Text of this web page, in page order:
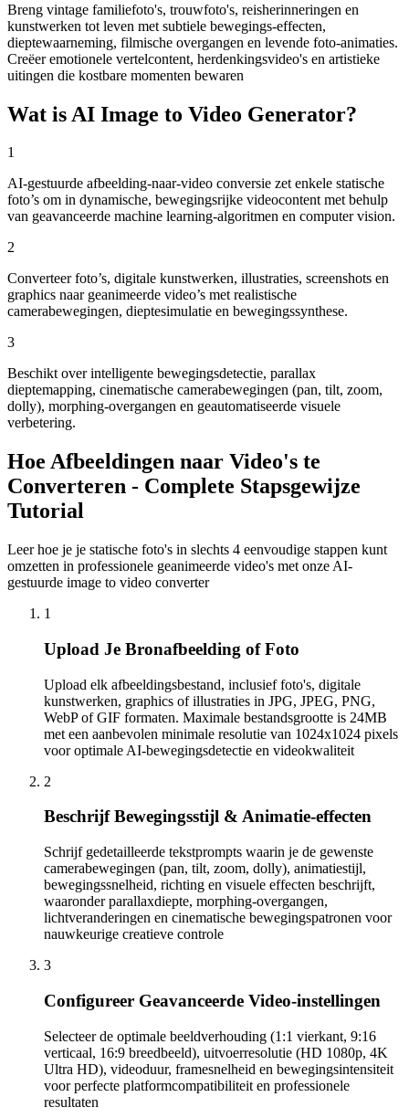
Breng vintage familiefoto's, trouwfoto's, reisherinneringen en
kunstwerken tot leven met subtiele bewegings-effecten,
dieptewaarneming, filmische overgangen en levende foto-animaties.
Creëer emotionele vertelcontent, herdenkingsvideo's en artistieke
uitingen die kostbare momenten bewaren
Wat is AI Image to Video Generator?
1
AI-gestuurde afbeelding-naar-video conversie zet enkele statische
foto’s om in dynamische, bewegingsrijke videocontent met behulp
van geavanceerde machine learning-algoritmen en computer vision.
2
Converteer foto’s, digitale kunstwerken, illustraties, screenshots en
graphics naar geanimeerde video’s met realistische
camerabewegingen, dieptesimulatie en bewegingssynthese.
3
Beschikt over intelligente bewegingsdetectie, parallax
dieptemapping, cinematische camerabewegingen (pan, tilt, zoom,
dolly), morphing-overgangen en geautomatiseerde visuele
verbetering.
Hoe Afbeeldingen naar Video's te
Converteren - Complete Stapsgewijze
Tutorial
Leer hoe je je statische foto's in slechts 4 eenvoudige stappen kunt
omzetten in professionele geanimeerde video's met onze AI-
gestuurde image to video converter
1
Upload Je Bronafbeelding of Foto
Upload elk afbeeldingsbestand, inclusief foto's, digitale
kunstwerken, graphics of illustraties in JPG, JPEG, PNG,
WebP of GIF formaten. Maximale bestandsgrootte is 24MB
met een aanbevolen minimale resolutie van 1024x1024 pixels
voor optimale AI-bewegingsdetectie en videokwaliteit
2
Beschrijf Bewegingsstijl & Animatie-effecten
Schrijf gedetailleerde tekstprompts waarin je de gewenste
camerabewegingen (pan, tilt, zoom, dolly), animatiestijl,
bewegingssnelheid, richting en visuele effecten beschrijft,
waaronder parallaxdiepte, morphing-overgangen,
lichtveranderingen en cinematische bewegingspatronen voor
nauwkeurige creatieve controle
3
Configureer Geavanceerde Video-instellingen
Selecteer de optimale beeldverhouding (1:1 vierkant, 9:16
verticaal, 16:9 breedbeeld), uitvoerresolutie (HD 1080p, 4K
Ultra HD), videoduur, framesnelheid en bewegingsintensiteit
voor perfecte platformcompatibiliteit en professionele
resultaten